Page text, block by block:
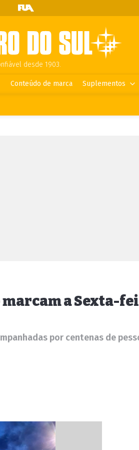
desde 1903.
Conteúdo de marca Suplementos
marcam a Sexta-
por centenas de